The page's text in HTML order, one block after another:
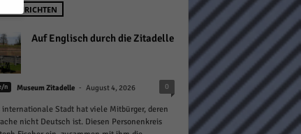
NACHRICHTEN
Auf Englisch durch die Zitadelle
n Museum Zitadelle - August 4, 2026 0
Stadt hat viele Mitbürger, deren
nicht Deutsch ist. Diesen Personenkreis
z.